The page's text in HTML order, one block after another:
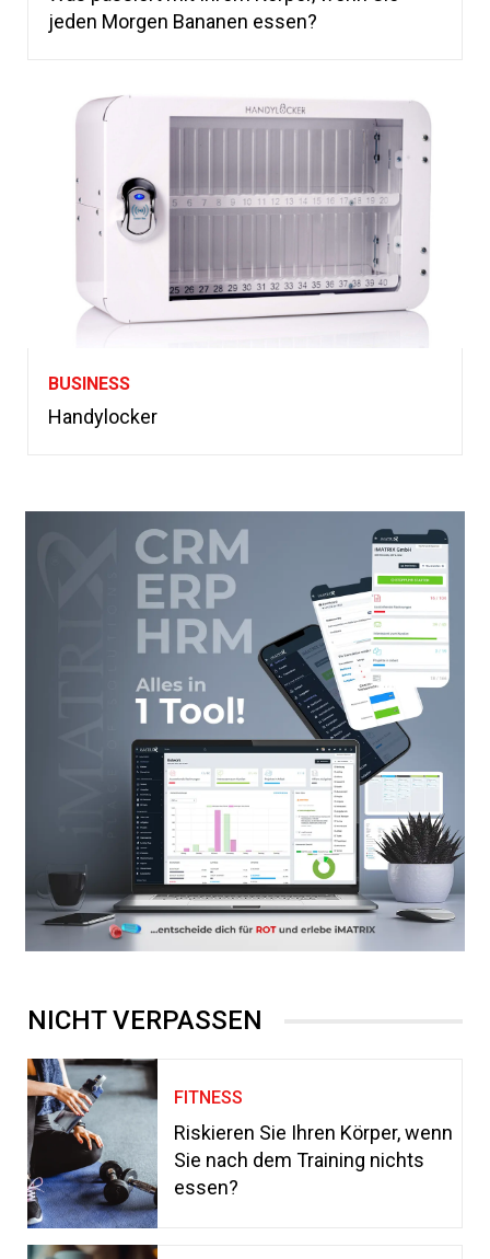
jeden Morgen Bananen essen?
BUSINESS
Handylocker
NICHT VERPASSEN
FITNESS
Riskieren Sie Ihren Körper, wenn
Sie nach dem Training nichts
essen?